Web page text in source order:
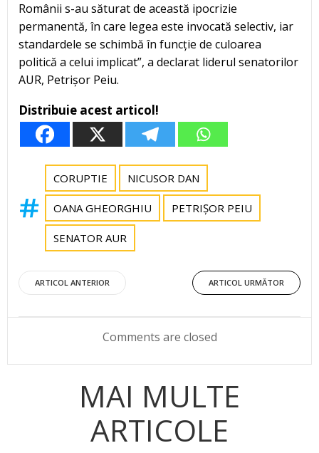
Românii s-au săturat de această ipocrizie
permanentă, în care legea este invocată selectiv, iar
standardele se schimbă în funcție de culoarea
politică a celui implicat”, a declarat liderul senatorilor
AUR, Petrișor Peiu.
Distribuie acest articol!
CORUPTIE NICUSOR DAN
OANA GHEORGHIU PETRIȘOR PEIU
SENATOR AUR
Post
navigation
ARTICOL ANTERIOR
Post
navigation
ARTICOL URMĂTOR
Comments are closed
MAI MULTE
ARTICOLE